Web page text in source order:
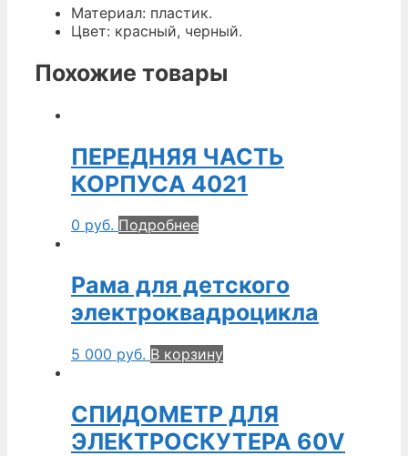
Материал: пластик.
Цвет: красный, черный.
Похожие товары
ПЕРЕДНЯЯ ЧАСТЬ
КОРПУСА 4021
0 руб. Подробнее
Рама для детского
электроквадроцикла
5 000 руб. В корзину
СПИДОМЕТР ДЛЯ
ЭЛЕКТРОСКУТЕРА 60V